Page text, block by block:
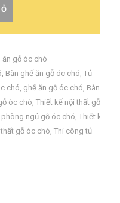
ăn gỗ óc chó
, Bàn ghế ăn gỗ óc chó, Tủ
chó, ghế ăn gỗ óc chó, Bàn
óc chó, Thiết kế nội thất gỗ
phòng ngủ gỗ óc chó, Thiết kế
gỗ óc chó, Thi công tủ